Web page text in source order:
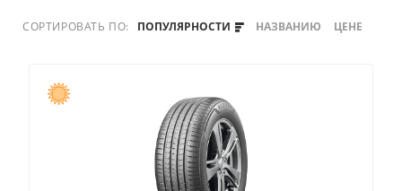
СОРТИРОВАТЬ ПО: ПОПУЛЯРНОСТИ НАЗВАНИЮ ЦЕНЕ